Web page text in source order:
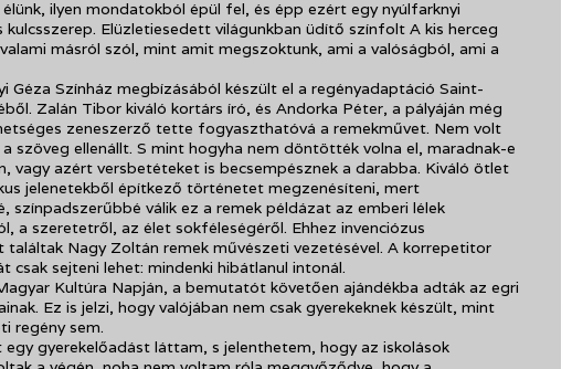
ilyen mondatokból épül fel, és épp ezért egy nyúlfarknyi
kulcsszerep. Elüzletiesedett világunkban üdítő színfolt A kis herceg
másról szól, mint amit megszoktunk, ami a valóságból, ami a
Géza Színház megbízásából készült el a regényadaptáció Saint-
Zalán Tibor kiváló kortárs író, és Andorka Péter, a pályáján még
zeneszerző tette fogyaszthatóvá a remekművet. Nem volt
szöveg ellenállt. S mint hogyha nem döntötték volna el, maradnak-e
vagy azért versbetéteket is becsempésznek a darabba. Kiváló ötlet
jelenetekből építkező történetet megzenésíteni, mert
színpadszerűbbé válik ez a remek példázat az emberi lélek
a szeretetről, az élet sokféleségéről. Ehhez invenciózus
találtak Nagy Zoltán remek művészeti vezetésével. A korrepetitor
csak sejteni lehet: mindenki hibátlanul intonál.
Kultúra Napján, a bemutatót követően ajándékba adták az egri
Ez is jelzi, hogy valójában nem csak gyerekeknek készült, mint
regény sem.
gyerekelőadást láttam, s jelenthetem, hogy az iskolások